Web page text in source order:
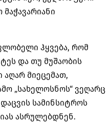
მაჭავარიანი
ჰყვება, რომ
და თუ მუშაობის
აღარ მიეცემათ,
„სახელოსნოს“ ვეღარც
სამინსიტროს
ასრულებდნენ.